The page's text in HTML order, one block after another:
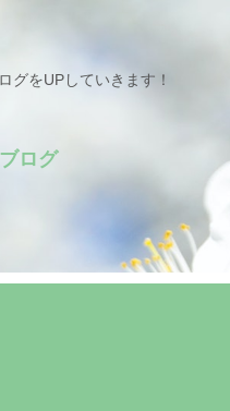
グをUPしていきます！
ログ